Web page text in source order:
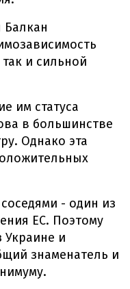
Балкан
и сильной
им статуса
в большинстве
Однако эта
- один из
ЕС. Поэтому
Украине и
знаменатель и